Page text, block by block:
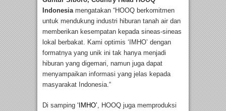
Indonesia mengatakan “HOOQ berkomitmen
untuk mendukung industri hiburan tanah air dan
memberikan kesempatan kepada sineas-sineas
lokal berbakat. Kami optimis ‘IMHO’ dengan
formatnya yang unik ini tak hanya menjadi
hiburan yang digemari, namun juga dapat
menyampaikan informasi yang jelas kepada
masyarakat Indonesia.“
Di samping ‘IMHO’ , HOOQ juga memproduksi